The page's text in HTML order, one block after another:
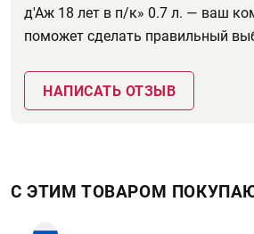
д'Аж 18 лет в п/к» 0.7 л. — ваш
поможет сделать правильный
НАПИСАТЬ ОТЗЫВ
С ЭТИМ ТОВАРОМ